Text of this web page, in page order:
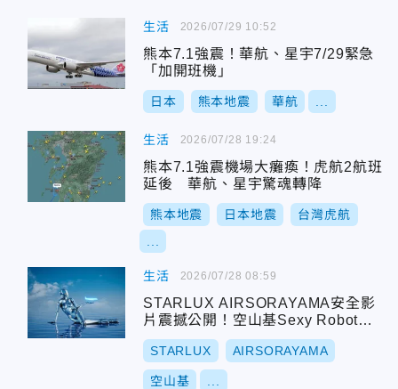
生活
熊本7.1強震！華航、星宇7/29緊急
「加開班機」
日本 熊本地震 華航
2026/07/29 10:52
生活
熊本7.1強震機場大癱瘓！虎航2航班
延後 華航、星宇驚魂轉降
熊本地震 日本地震 台灣虎航
2026/07/28 19:24
生活
STARLUX AIRSORAYAMA安全影
片震撼公開！空山基Sexy Robot化
身主角
STARLUX AIRSORAYAMA
空山基
2026/07/28 08:59